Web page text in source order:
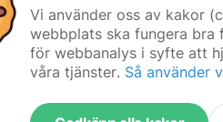
Hela
Vi använder oss av kakor
webbplats ska fungera bra
för webbanalys i syfte att
våra tjänster. Så använder